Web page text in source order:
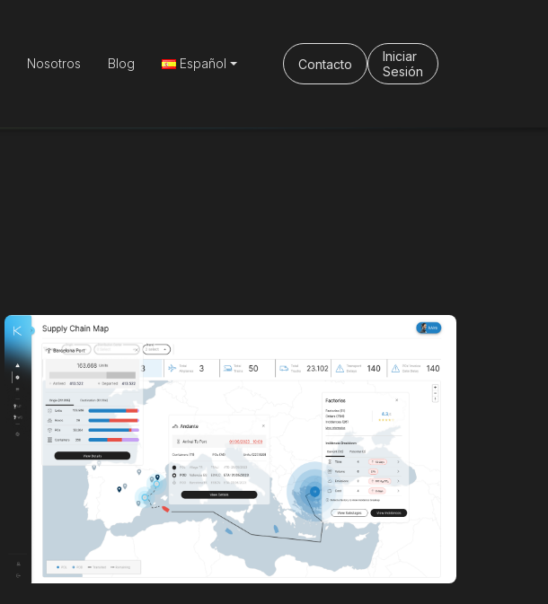
Nosotros Blog Español Contacto
Iniciar
Sesión